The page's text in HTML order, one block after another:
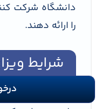
دانشگاه شرکت
را ارائه دهند.
شرایط
اسپانیا